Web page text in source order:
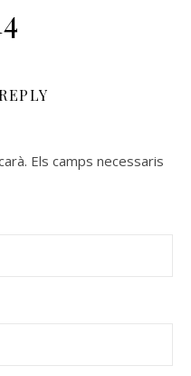
Els camps necessaris